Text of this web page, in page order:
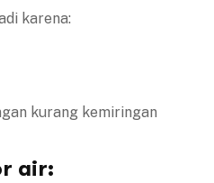
karena:
kurang kemiringan
air: